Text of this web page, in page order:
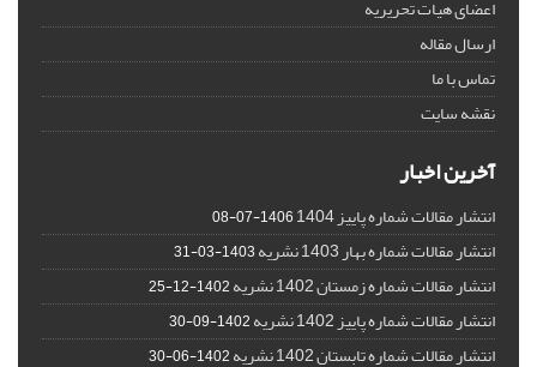
اعضای هیات تحریریه
ارسال مقاله
تماس با ما
نقشه سایت
آخرین اخبار
انتشار مقالات شماره پاییز 1404 1406-07-08
انتشار مقالات شماره بهار 1403 نشریه 1403-03-31
انتشار مقالات شماره زمستان 1402 نشریه 1402-12-25
انتشار مقالات شماره پاییز 1402 نشریه 1402-09-30
انتشار مقالات شماره تابستان 1402 نشریه 1402-06-30